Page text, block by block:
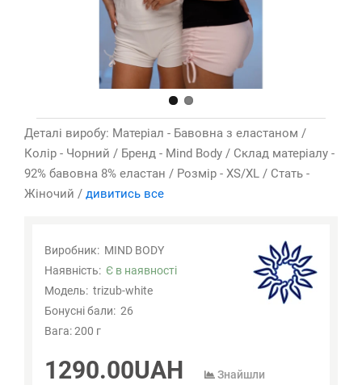
Деталі виробу: Матеріал - Бавовна з еластаном /
Колір - Чорний / Бренд - Mind Body / Склад матеріалу -
92% бавовна 8% еластан / Розмір - XS/XL / Стать -
Жіночий / дивитись все
Виробник: MIND BODY
Наявність: Є в наявності
Модель: trizub-white
Бонусні бали: 26
Вага: 200 г
1290.00UAH Знайшли